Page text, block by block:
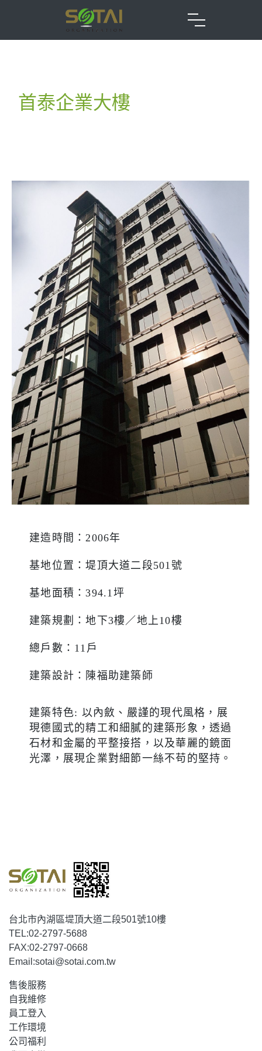
首泰企業大樓
建造時間：2006年
基地位置：堤頂大道二段501號
基地面積：394.1坪
建築規劃：地下3樓／地上10樓
總戶數： 11 戶
建築設計：陳福助建築師
建築特色: 以內斂、嚴謹的現代風格，展
現德國式的精工和細膩的建築形象，透過
石材和金屬的平整接搭，以及華麗的鏡面
光澤，展現企業對細節一絲不苟的堅持。
台北市內湖區堤頂大道二段501號10樓
TEL:02-2797-5688
FAX:02-2797-0668
Email:sotai@sotai.com.tw
售後服務
自我維修
員工登入
工作環境
公司福利